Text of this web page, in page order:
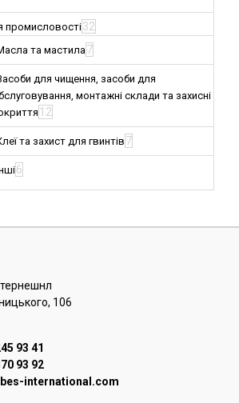
промисловості32
та мастила7
для чищення, засоби для
монтажні склади та захисні
12
та захист для гвинтів 7
6
106
93 41
93 92
international.com